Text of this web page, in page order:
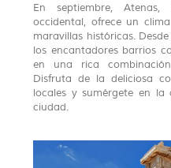
En septiembre,
occidental, ofrece un
maravillas históricas.
los encantadores barrios
en una rica
Disfruta de la deliciosa
locales y sumérgete en
ciudad.